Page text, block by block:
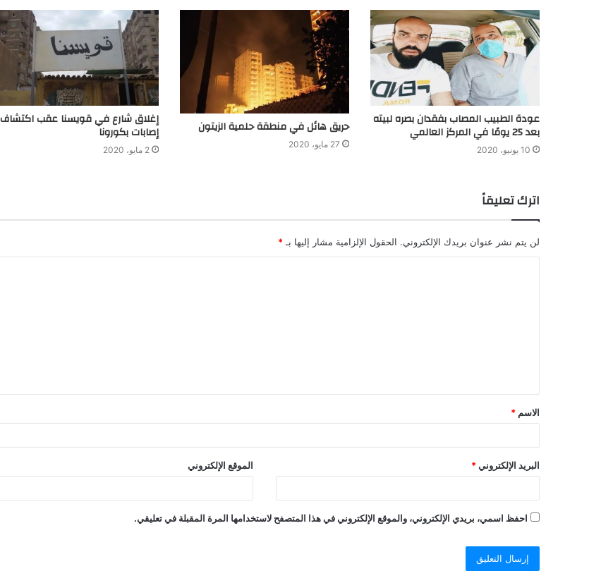
عودة الطبيب المصاب بفقدان بصره لبيته
بعد 25 يومًا في المركز العالمي
10 يونيو، 2020
حريق هائل في منطقة حلمية الزيتون
27 مايو، 2020
إصابات بكورونا
2 مايو، 2020
اترك تعليقاً
لن يتم نشر عنوان بريدك الإلكتروني. الحقول الإلزامية مشار إليها بـ *
الاسم *
البريد الإلكتروني * الموقع الإلكتروني
احفظ اسمي، بريدي الإلكتروني، والموقع الإلكتروني في هذا المتصفح لاستخدامها المرة المقبلة في تعليقي.